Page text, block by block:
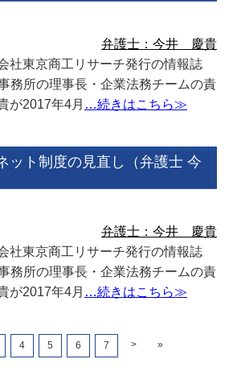
弁護士：今井 慶貴
社東京商工リサーチ発行の情報誌
務所の理事長・企業法務チームの責
が2017年4月 …続きはこちら≫
ット制度の見直し（弁護士 今
弁護士：今井 慶貴
社東京商工リサーチ発行の情報誌
務所の理事長・企業法務チームの責
が2017年4月 …続きはこちら≫
4 5 6 7 > »